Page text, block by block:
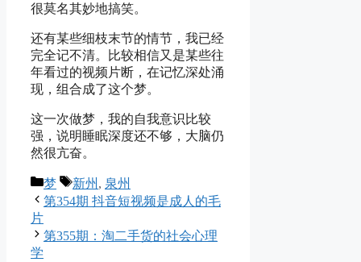
很莫名其妙地搞笑。
还有某些细枝末节的情节，我已经
完全记不清。比较相信又是某些往
年看过的视频片断，在记忆深处涌
现，组合成了这个梦。
这一次做梦，我的自我意识比较
强，说明睡眠深度还不够，大脑仍
然很亢奋。
Categories
梦 Tags
新州 , 泉州
第354期 抖音短视频是成人的毛
片
第355期：淘二手货的社会心理
学